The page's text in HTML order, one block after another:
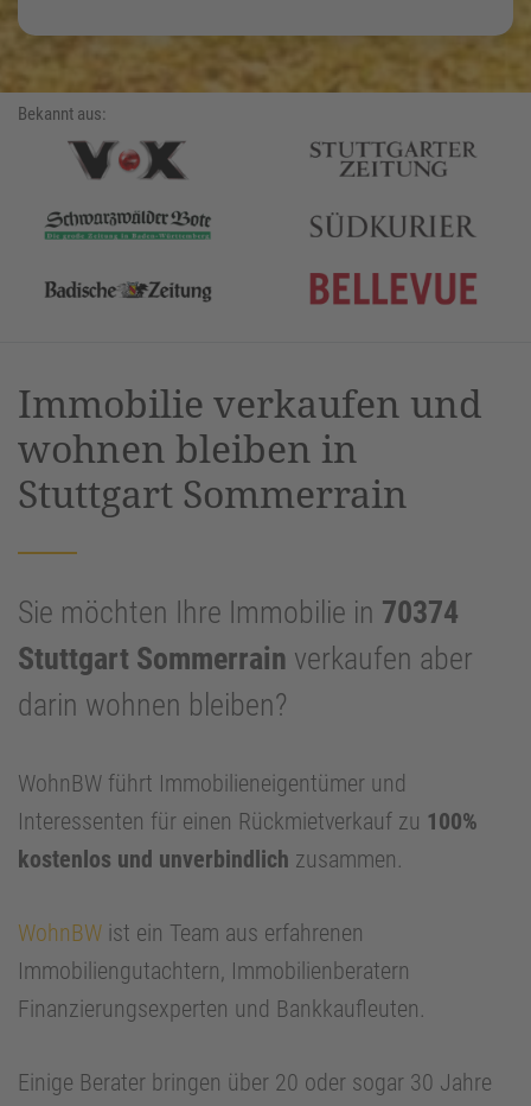
Bekannt aus:
Immobilie verkaufen und
wohnen bleiben in
Stuttgart Sommerrain
Sie möchten Ihre Immobilie in 70374
Stuttgart Sommerrain verkaufen aber
darin wohnen bleiben?
WohnBW führt Immobilieneigentümer und
Interessenten für einen Rückmietverkauf zu 100%
kostenlos und unverbindlich zusammen.
WohnBW ist ein Team aus erfahrenen
Immobiliengutachtern, Immobilienberatern
Finanzierungsexperten und Bankkaufleuten.
Einige Berater bringen über 20 oder sogar 30 Jahre